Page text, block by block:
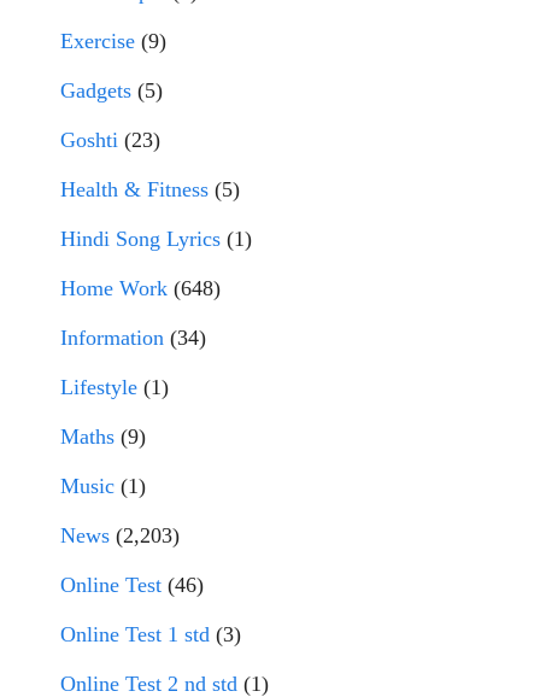
Exercise (9)
Gadgets (5)
Goshti (23)
Health & Fitness (5)
Hindi Song Lyrics (1)
Home Work (648)
Information (34)
Lifestyle (1)
Maths (9)
Music (1)
News (2,203)
Online Test (46)
Online Test 1 std (3)
Online Test 2 nd std (1)